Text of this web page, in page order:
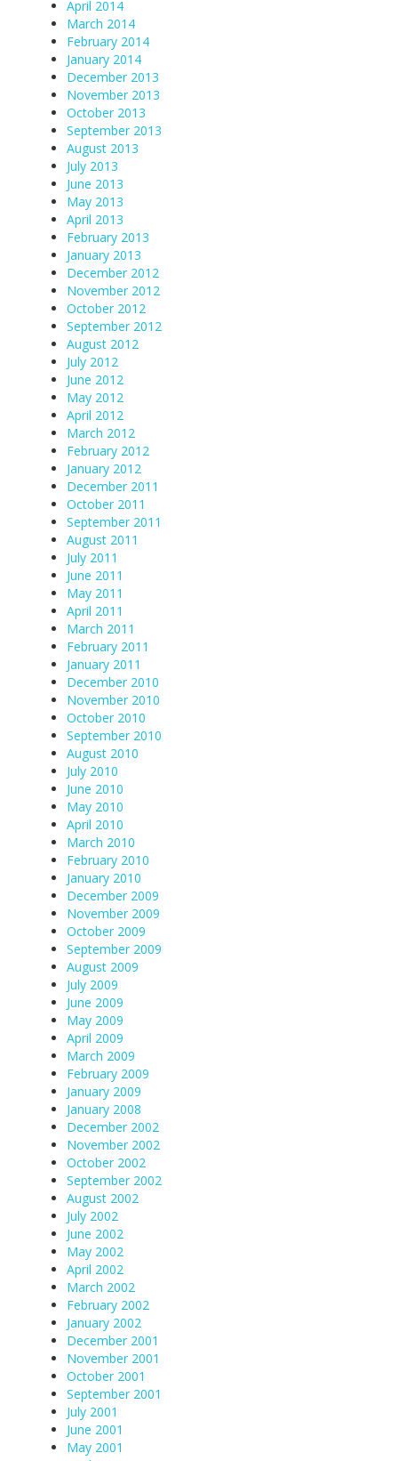
April 2014
March 2014
February 2014
January 2014
December 2013
November 2013
October 2013
September 2013
August 2013
July 2013
June 2013
May 2013
April 2013
February 2013
January 2013
December 2012
November 2012
October 2012
September 2012
August 2012
July 2012
June 2012
May 2012
April 2012
March 2012
February 2012
January 2012
December 2011
October 2011
September 2011
August 2011
July 2011
June 2011
May 2011
April 2011
March 2011
February 2011
January 2011
December 2010
November 2010
October 2010
September 2010
August 2010
July 2010
June 2010
May 2010
April 2010
March 2010
February 2010
January 2010
December 2009
November 2009
October 2009
September 2009
August 2009
July 2009
June 2009
May 2009
April 2009
March 2009
February 2009
January 2009
January 2008
December 2002
November 2002
October 2002
September 2002
August 2002
July 2002
June 2002
May 2002
April 2002
March 2002
February 2002
January 2002
December 2001
November 2001
October 2001
September 2001
July 2001
June 2001
May 2001